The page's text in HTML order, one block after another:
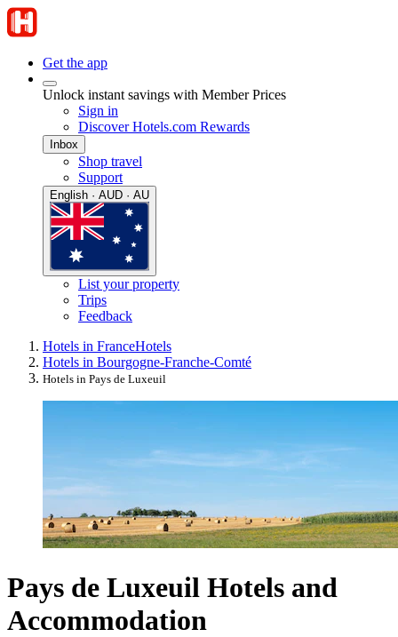
Get the app
Unlock instant savings with Member Prices
Sign in
Discover Hotels.com Rewards
Inbox
Shop travel
Support
English · AUD · AU
List your property
Trips
Feedback
Hotels in FranceHotels
Hotels in Bourgogne-Franche-Comté
Hotels in Pays de Luxeuil
Pays de Luxeuil Hotels and
Accommodation